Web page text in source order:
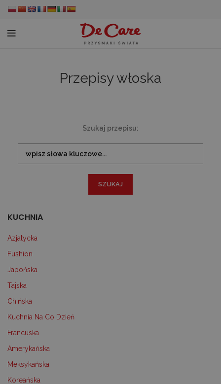
Przepisy włoska
Szukaj przepisu:
KUCHNIA
Azjatycka
Fushion
Japońska
Tajska
Chińska
Kuchnia Na Co Dzień
Francuska
Amerykańska
Meksykańska
Koreańska